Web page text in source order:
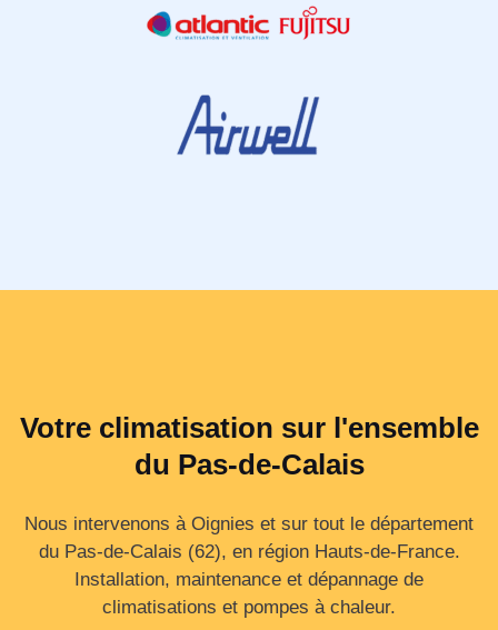
Votre climatisation sur l'ensemble
du Pas-de-Calais
Nous intervenons à Oignies et sur tout le département
du Pas‑de‑Calais (62), en région Hauts‑de‑France.
Installation, maintenance et dépannage de
climatisations et pompes à chaleur.